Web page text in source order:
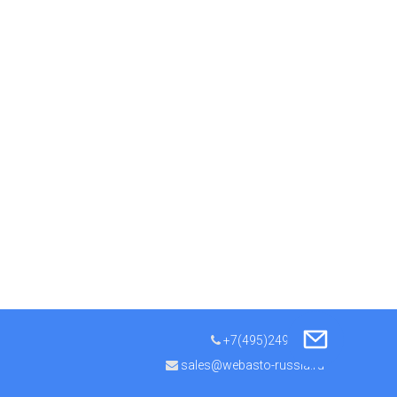
+7(495)249-11-50
sales@webasto-russia.ru